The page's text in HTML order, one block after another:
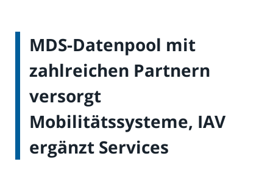
MDS-Datenpool mit
zahlreichen Partnern
versorgt
Mobilitätssysteme, IAV
ergänzt Services